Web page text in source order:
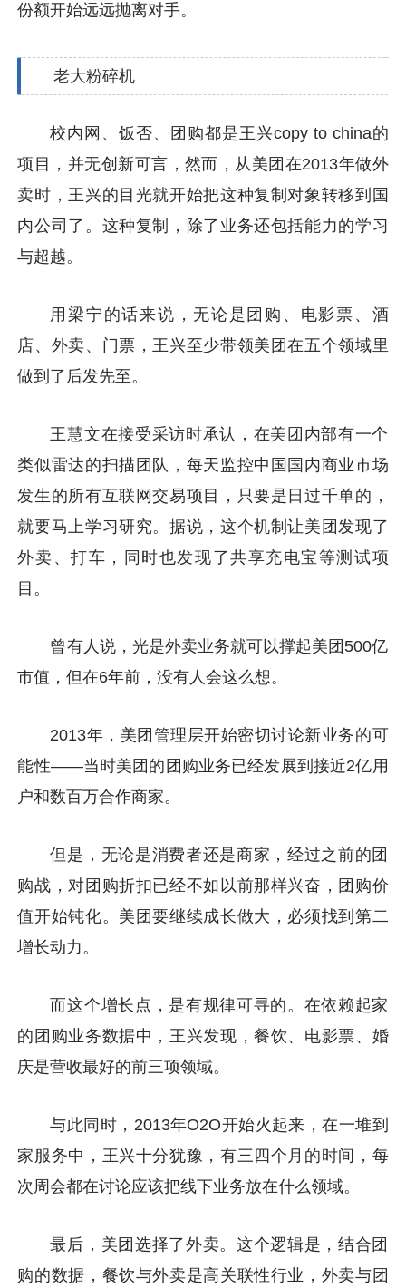
份额开始远远抛离对手。
老大粉碎机
校内网、饭否、团购都是王兴copy to china的
项目，并无创新可言，然而，从美团在2013年做外
卖时，王兴的目光就开始把这种复制对象转移到国
内公司了。这种复制，除了业务还包括能力的学习
与超越。
用梁宁的话来说，无论是团购、电影票、酒
店、外卖、门票，王兴至少带领美团在五个领域里
做到了后发先至。
王慧文在接受采访时承认，在美团内部有一个
类似雷达的扫描团队，每天监控中国国内商业市场
发生的所有互联网交易项目，只要是日过千单的，
就要马上学习研究。据说，这个机制让美团发现了
外卖、打车，同时也发现了共享充电宝等测试项
目。
曾有人说，光是外卖业务就可以撑起美团500亿
市值，但在6年前，没有人会这么想。
2013年，美团管理层开始密切讨论新业务的可
能性——当时美团的团购业务已经发展到接近2亿用
户和数百万合作商家。
但是，无论是消费者还是商家，经过之前的团
购战，对团购折扣已经不如以前那样兴奋，团购价
值开始钝化。美团要继续成长做大，必须找到第二
增长动力。
而这个增长点，是有规律可寻的。在依赖起家
的团购业务数据中，王兴发现，餐饮、电影票、婚
庆是营收最好的前三项领域。
与此同时，2013年O2O开始火起来，在一堆到
家服务中，王兴十分犹豫，有三四个月的时间，每
次周会都在讨论应该把线下业务放在什么领域。
最后，美团选择了外卖。这个逻辑是，结合团
购的数据，餐饮与外卖是高关联性行业，外卖与团